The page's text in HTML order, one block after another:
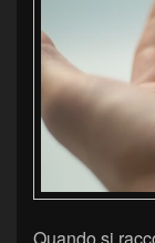
Quando si